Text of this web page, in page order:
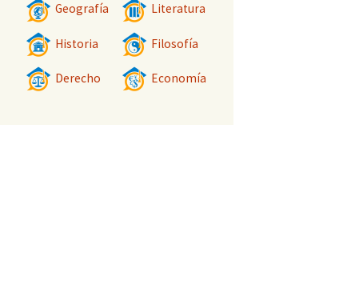
Geografía Literatura
Historia Filosofía
Derecho Economía